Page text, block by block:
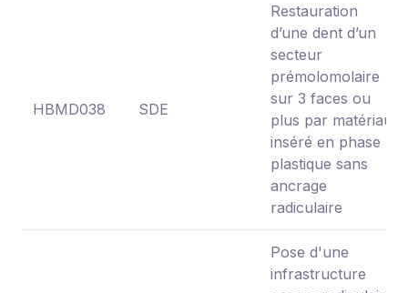
HBMD038 SDE
Restauration
d’une dent d’un
secteur
prémolomolaire
sur 3 faces ou
plus par matériau
inséré en phase
plastique sans
ancrage
radiculaire
Pose d'une
infrastructure